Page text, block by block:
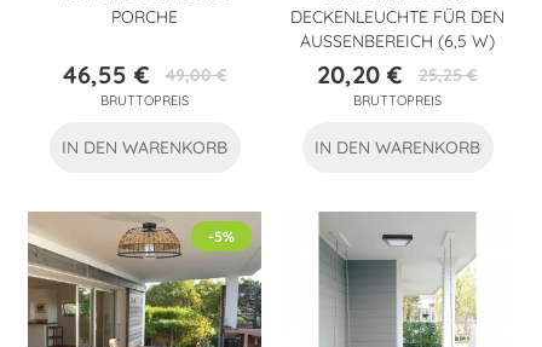
PORCHE
Preis
46,55 €Verkaufspreis
49,00 €
BRUTTOPREIS
IN DEN WARENKORB
DECKENLEUCHTE FÜR DEN
AUSSENBEREICH (6,5 W)
Preis
20,20 €Verkaufspreis
25,25 €
BRUTTOPREIS
IN DEN WARENKORB
-5%